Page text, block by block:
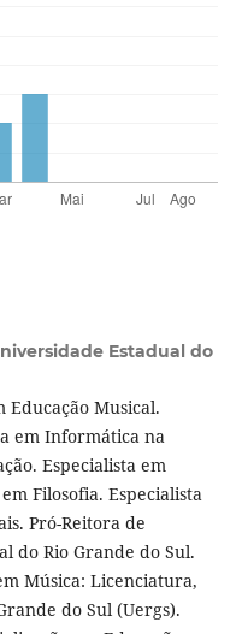
Estadual do
Educação Musical.
em Informática na
Especialista em
Filosofia. Especialista
Pró-Reitora de
do Rio Grande do Sul.
Música: Licenciatura,
do Sul (Uergs).